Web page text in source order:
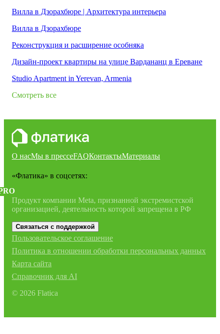
Вилла в Дзорахбюре | Архитектура интерьера
Вилла в Дзорахбюре
Реконструкция и расширение особняка
Дизайн-проект квартиры на улице Вардананц в Ереване
Studio Apartment in Yerevan, Armenia
Смотреть все
О насМы в прессеFAQКонтактыМатериалы
«Флатика» в соцсетях:
Продукт компании Meta, признанной экстремистской
организацией, деятельность которой запрещена в РФ
Связаться с поддержкой
Пользовательское соглашение
Политика в отношении обработки персональных данных
Карта сайта
Справочник для AI
© 2026 Flatica